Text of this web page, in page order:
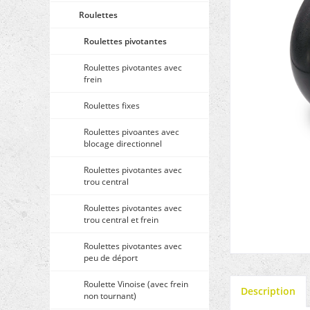
Roulettes
Roulettes pivotantes
Roulettes pivotantes avec
frein
Roulettes fixes
Roulettes pivoantes avec
blocage directionnel
Roulettes pivotantes avec
trou central
Roulettes pivotantes avec
trou central et frein
Roulettes pivotantes avec
peu de déport
Roulette Vinoise (avec frein
non tournant)
Description